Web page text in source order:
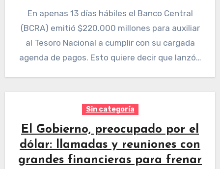
En apenas 13 días hábiles el Banco Central
(BCRA) emitió $220.000 millones para auxiliar
al Tesoro Nacional a cumplir con su cargada
agenda de pagos. Esto quiere decir que lanzó…
Sin categoría
El Gobierno, preocupado por el
dólar: llamadas y reuniones con
grandes financieras para frenar